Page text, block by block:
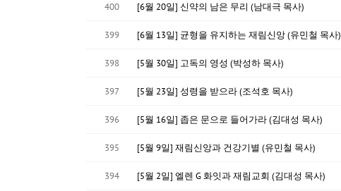
400 [6월 20일] 신약의 남은 무리 (남대극 목사)
399 [6월 13일] 균형을 유지하는 재림신앙 (유민철 목사)
398 [5월 30일] 고독의 영성 (박성하 목사)
397 [5월 23일] 성령을 받으라 (조석호 목사)
396 [5월 16일] 좁은 문으로 들어가라 (김대성 목사)
395 [5월 9일] 재림신앙과 건강기별 (유민철 목사)
394 [5월 2일] 엘렌 G 화잇과 재림교회 (김대성 목사)